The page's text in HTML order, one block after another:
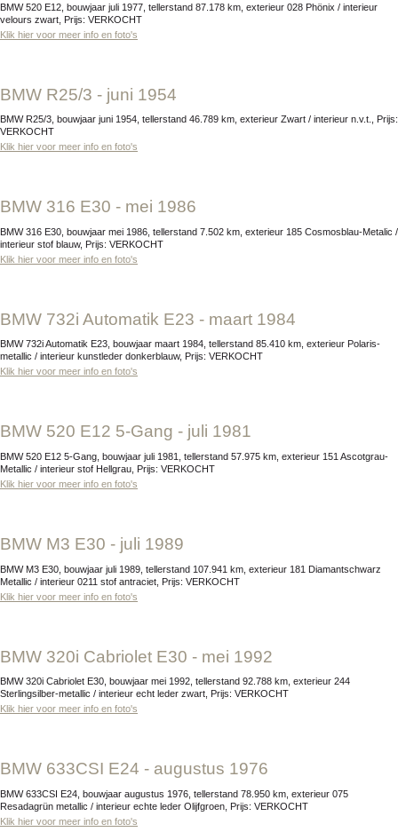
BMW 520 E12, bouwjaar juli 1977, tellerstand 87.178 km, exterieur 028 Phönix / interieur
velours zwart, Prijs: VERKOCHT
Klik hier voor meer info en foto's
BMW R25/3 - juni 1954
BMW R25/3, bouwjaar juni 1954, tellerstand 46.789 km, exterieur Zwart / interieur n.v.t., Prijs:
VERKOCHT
Klik hier voor meer info en foto's
BMW 316 E30 - mei 1986
BMW 316 E30, bouwjaar mei 1986, tellerstand 7.502 km, exterieur 185 Cosmosblau-Metalic /
interieur stof blauw, Prijs: VERKOCHT
Klik hier voor meer info en foto's
BMW 732i Automatik E23 - maart 1984
BMW 732i Automatik E23, bouwjaar maart 1984, tellerstand 85.410 km, exterieur Polaris-
metallic / interieur kunstleder donkerblauw, Prijs: VERKOCHT
Klik hier voor meer info en foto's
BMW 520 E12 5-Gang - juli 1981
BMW 520 E12 5-Gang, bouwjaar juli 1981, tellerstand 57.975 km, exterieur 151 Ascotgrau-
Metallic / interieur stof Hellgrau, Prijs: VERKOCHT
Klik hier voor meer info en foto's
BMW M3 E30 - juli 1989
BMW M3 E30, bouwjaar juli 1989, tellerstand 107.941 km, exterieur 181 Diamantschwarz
Metallic / interieur 0211 stof antraciet, Prijs: VERKOCHT
Klik hier voor meer info en foto's
BMW 320i Cabriolet E30 - mei 1992
BMW 320i Cabriolet E30, bouwjaar mei 1992, tellerstand 92.788 km, exterieur 244
Sterlingsilber-metallic / interieur echt leder zwart, Prijs: VERKOCHT
Klik hier voor meer info en foto's
BMW 633CSI E24 - augustus 1976
BMW 633CSI E24, bouwjaar augustus 1976, tellerstand 78.950 km, exterieur 075
Resadagrün metallic / interieur echte leder Olijfgroen, Prijs: VERKOCHT
Klik hier voor meer info en foto's